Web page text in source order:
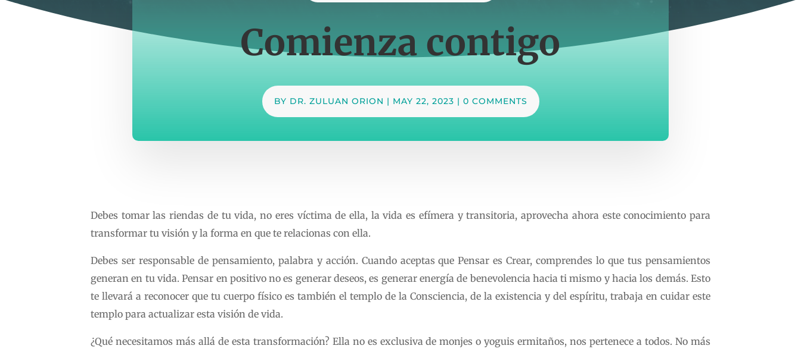
Comienza contigo
BY DR. ZULUAN ORION | MAY 22, 2023 | 0 COMMENTS
Debes tomar las riendas de tu vida, no eres víctima de ella, la vida es efímera y transitoria, aprovecha ahora este conocimiento para
transformar tu visión y la forma en que te relacionas con ella.
Debes ser responsable de pensamiento, palabra y acción. Cuando aceptas que Pensar es Crear, comprendes lo que tus pensamientos
generan en tu vida. Pensar en positivo no es generar deseos, es generar energía de benevolencia hacia ti mismo y hacia los demás. Esto
te llevará a reconocer que tu cuerpo físico es también el templo de la Consciencia, de la existencia y del espíritu, trabaja en cuidar este
templo para actualizar esta visión de vida.
¿Qué necesitamos más allá de esta transformación? Ella no es exclusiva de monjes o yoguis ermitaños, nos pertenece a todos. No más